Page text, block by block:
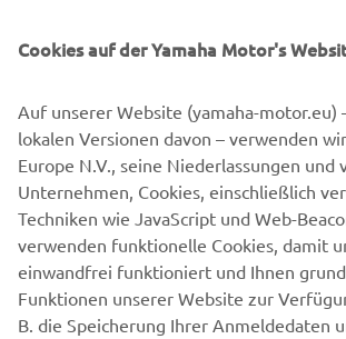
a solid black contour on a deep aluminum
has become the most exciting and
market. Moreover, the vintage theme is
red stitching in the saddle.
SPORT HERITAGE RANGE
Cookies auf der Yamaha Motor's
Auf unserer Website (yamaha-motor.eu)
lokalen Versionen davon – verwenden
Europe N.V., seine Niederlassungen und
Unternehmen, Cookies, einschließlich
Techniken wie JavaScript und Web-
verwenden funktionelle Cookies, damit
einwandfrei funktioniert und Ihnen
Funktionen unserer Website zur
B. die Speicherung Ihrer Anmeldedaten